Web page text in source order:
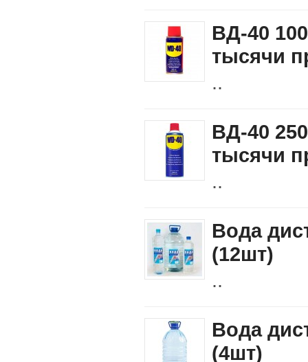
ВД-40
тысячи
..
ВД-40
тысячи
..
Вода
(12шт)
..
Вода
(4шт)